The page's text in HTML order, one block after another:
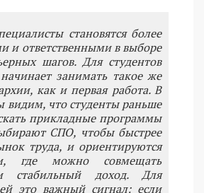
становятся более
и ответственными в выборе
шагов. Для студентов
занимать такое же
как и первая работа. В
видим, что студенты раньше
прикладные программы
СПО, чтобы быстрее
труда, и ориентируются
где можно совмещать
стабильный доход. Для
это важный сигнал: если